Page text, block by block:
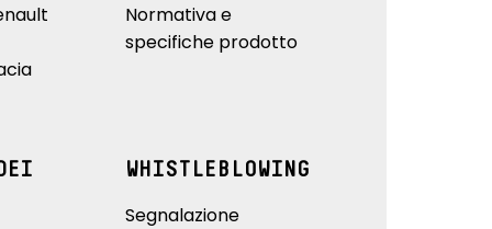
Normativa e
specifiche prodotto
WHISTLEBLOWING
Segnalazione